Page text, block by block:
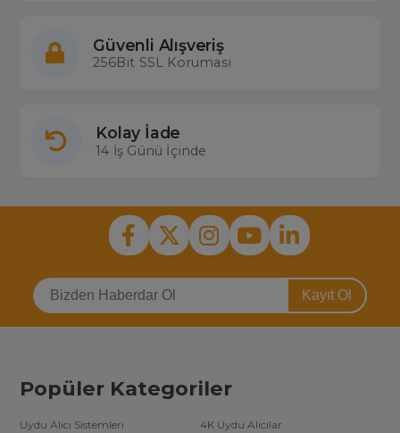
Güvenli Alışveriş
256Bit SSL Koruması
Kolay İade
14 İş Günü İçinde
Kayıt Ol
Popüler Kategoriler
Uydu Alıcı Sistemleri
4K Uydu Alıcılar